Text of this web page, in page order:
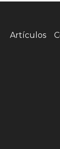
Artículos